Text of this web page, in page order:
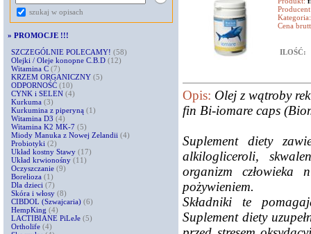
szukaj w opisach
» PROMOCJE !!!
SZCZEGÓLNIE POLECAMY! (58)
Olejki / Oleje konopne C.B.D (12)
Witamina C (7)
KRZEM ORGANICZNY (5)
ODPORNOŚĆ (10)
CYNK i SELEN (4)
Kurkuma (3)
Kurkumina z piperyną (1)
Witamina D3 (4)
Witamina K2 MK-7 (5)
Miody Manuka z Nowej Zelandii (4)
Probiotyki (2)
Układ kostny Stawy (17)
Układ krwionośny (11)
Oczyszczanie (9)
Borelioza (1)
Dla dzieci (7)
Skóra i włosy (8)
CIBDOL (Szwajcaria) (6)
HempKing (4)
LACTIBIANE PiLeJe (5)
Ortholife (4)
Kategoria:
Cena
ILOŚĆ:
Opis: Olej z wątroby
fin Bi-iomare caps
Suplement diety
alkilogliceroli,
organizm
pożywieniem.
Składniki te
Suplement diety